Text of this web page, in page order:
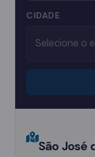
CIDADE
São José